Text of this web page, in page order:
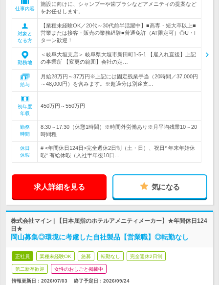
仕事内容
施設に向けに、シャンプーや歯ブラシなどアメニティの提案など
をお任せします。
対象と
なる方
【業種未経験OK／20代～30代前半活躍中】■高専・短大卒以上■
営業または接客・販売の業務経験■普通免許（AT限定可）◎U・I
ターン歓迎！
勤務地
＜岐阜大垣支店＞ 岐阜県大垣市新田町1-5-1 【雇入れ直後】上記
の事業所 【変更の範囲】会社の定…
給与
月給28万円～37万円※上記には固定残業手当（20時間／37,000円
～48,000円）を含みます。※超過分は別途支…
初年度
年収
450万円～550万円
勤務
時間
8:30～17:30（休憩1時間）※時間外労働あり※月平均残業10～20
時間程
休日
休暇
# <年間休日124日>完全週休2日制（土・日）、祝日* 年末年始休
暇* 有給休暇（入社半年後10日…
求人詳細を見る 気になる
株式会社マイン | 【日本屈指のホテルアメニティメーカー】★年間休日124
日★
岡山募集◎環境に考慮した自社製品【営業職】◎転勤なし
正社員 業種未経験OK 急募 転勤なし 完全週休2日制
第二新卒歓迎 女性のおしごと掲載中
情報更新日：2026/07/03 終了予定日： 2026/09/24